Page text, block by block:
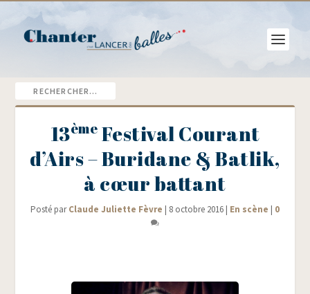
13ème Festival Courant
d’Airs – Buridane & Batlik,
à cœur battant
Posté parClaude Juliette Fèvre | 8 octobre 2016 | En scène | 0